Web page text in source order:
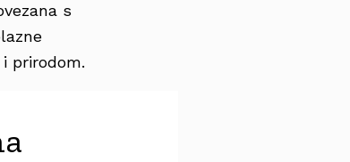
s
prirodom.